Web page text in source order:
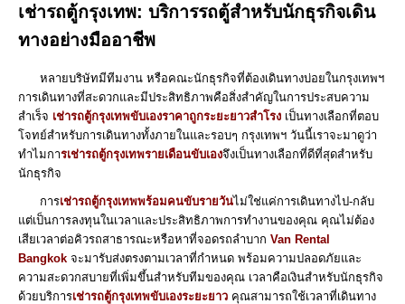
เช่ารถตู้กรุงเทพ: บริการรถตู้สำหรับนักธุรกิจเดิน
ทางอย่างมืออาชีพ
หลายบริษัทมีทีมงาน หรือคณะนักธุรกิจที่ต้องเดินทางบ่อยในกรุงเทพฯ
การเดินทางที่สะดวกและมีประสิทธิภาพคือสิ่งสำคัญในการประสบความ
สำเร็จ เช่ารถตู้กรุงเทพขับเองราคาถูกระยะยาวสำโรง เป็นทางเลือกที่ตอบ
โจทย์สำหรับการเดินทางทั้งภายในและรอบๆ กรุงเทพฯ วันนี้เราจะมาดูว่า
ทำไมการเช่ารถตู้กรุงเทพรายเดือนขับเองจึงเป็นทางเลือกที่ดีที่สุดสำหรับ
นักธุรกิจ
การเช่ารถตู้กรุงเทพพร้อมคนขับรายวันไม่ใช่แค่การเดินทางไป-กลับ
แต่เป็นการลงทุนในเวลาและประสิทธิภาพการทำงานของคุณ คุณไม่ต้อง
เสียเวลาต่อคิวรถสาธารณะหรือหาที่จอดรถลำบาก Van Rental
Bangkok จะมารับส่งตรงตามเวลาที่กำหนด พร้อมความปลอดภัยและ
ความสะดวกสบายที่เพิ่มขึ้นสำหรับทีมของคุณ เวลาคือเงินสำหรับนักธุรกิจ
ด้วยบริการเช่ารถตู้กรุงเทพขับเองระยะยาว คุณสามารถใช้เวลาที่เดินทาง